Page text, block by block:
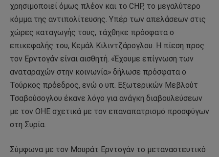
χρησιμοποιεί όμως πλέον και το CHP, το μεγαλύτερο
κόμμα της αντιπολίτευσης. Υπέρ των απελάσεων στις
χώρες καταγωγής τους, τάχθηκε πρόσφατα ο
επικεφαλής του, Κεμάλ Κιλιντζάρογλου. Η πίεση προς
τον Ερντογάν είναι αισθητή. «Έχουμε επίγνωση των
αναταραχών στην κοινωνία» δήλωσε πρόσφατα ο
Τούρκος πρόεδρος, ενώ ο υπ. Εξωτερικών Μεβλούτ
Τσαβούσογλου έκανε λόγο για ανάγκη διαβουλεύσεων
με τον ΟΗΕ σχετικά με τον επαναπατρισμό προσφύγων
στη Συρία.
Σύμφωνα με τον Μουράτ Ερντογάν το μεταναστευτικό